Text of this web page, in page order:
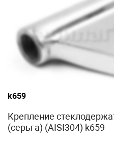
k659
Крепление
(серьга) (AISI304) k659